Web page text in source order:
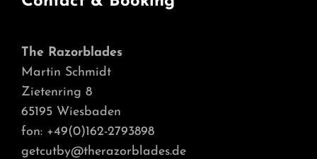
The Razorblades
Martin Schmidt
Zietenring 8
65195 Wiesbaden
fon: +49(0)162-2793898
getcutby@therazorblades.de